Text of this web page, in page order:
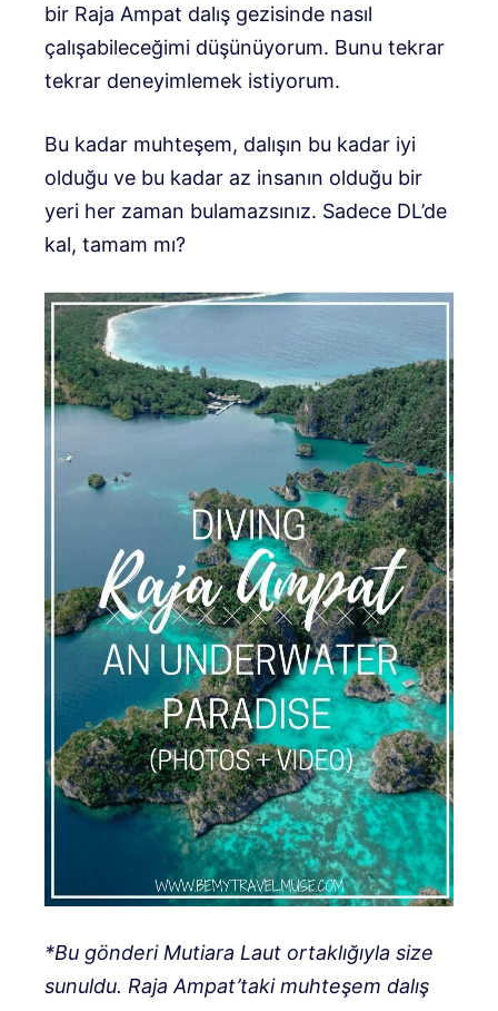
bir Raja Ampat dalış gezisinde nasıl
çalışabileceğimi düşünüyorum. Bunu tekrar
tekrar deneyimlemek istiyorum.
Bu kadar muhteşem, dalışın bu kadar iyi
olduğu ve bu kadar az insanın olduğu bir
yeri her zaman bulamazsınız. Sadece DL’de
kal, tamam mı?
*Bu gönderi Mutiara Laut ortaklığıyla size
sunuldu. Raja Ampat’taki muhteşem dalış